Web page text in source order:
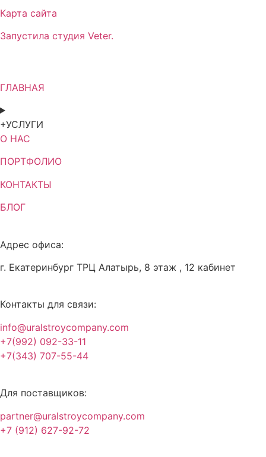
Карта сайта
Запустила студия Veter.
ГЛАВНАЯ
+УСЛУГИ
О НАС
ПОРТФОЛИО
КОНТАКТЫ
БЛОГ
Адрес офиса:
г. Екатеринбург ТРЦ Алатырь, 8 этаж , 12 кабинет
Контакты для связи:
info@uralstroycompany.com
+7(992) 092-33-11
+7(343) 707-55-44
Для поставщиков:
partner@uralstroycompany.com
+7 (912) 627-92-72